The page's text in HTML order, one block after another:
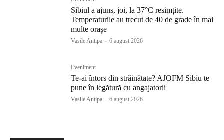
Sibiul a ajuns, joi, la 37°C resimțite.
Temperaturile au trecut de 40 de grade în mai
multe orașe
Vasile Antipa - 6 august 2026
Eveniment
Te-ai întors din străinătate? AJOFM Sibiu te
pune în legătură cu angajatorii
Vasile Antipa - 6 august 2026